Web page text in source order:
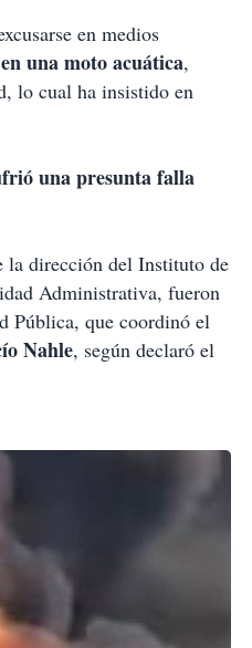
en medios
una moto acuática,
lo cual ha insistido en
una presunta falla
la dirección del Instituto de
Administrativa, fueron
Pública, que coordinó el
Nahle, según declaró el